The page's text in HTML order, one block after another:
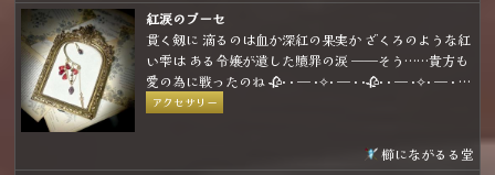
紅涙のブーセ
貫く剱に 滴るのは血か深紅の果実か ざくろのような紅
い雫は ある令嬢が遺した贖罪の涙 ──そう……貴方も
愛の為に戦ったのね 🥀· · ─ ·✧· ─ · ·🥀· · ─ ·✧· ─ · ·
🥀 柘榴モチーフのイヤーフックです ベースが柔らかい
アクセサリー
櫛にながるる堂